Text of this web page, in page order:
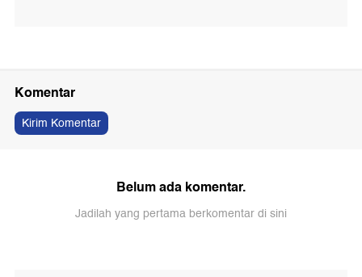
Komentar
Kirim Komentar
Belum ada komentar.
Jadilah yang pertama berkomentar di sini